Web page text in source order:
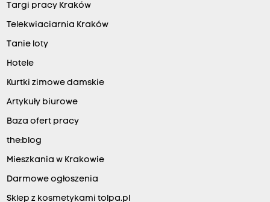
Targi pracy Kraków
Telekwiaciarnia Kraków
Tanie loty
Hotele
Kurtki zimowe damskie
Artykuły biurowe
Baza ofert pracy
the:blog
Mieszkania w Krakowie
Darmowe ogłoszenia
Sklep z kosmetykami tolpa.pl